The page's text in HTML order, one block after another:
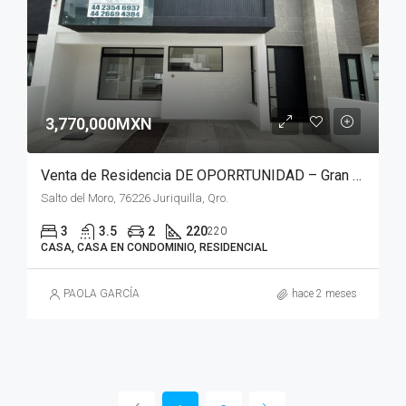
3,770,000MXN
Venta de Residencia DE OPORRTUNIDAD – Gran Reserva Preserve Juriquilla, Querétaro
Salto del Moro, 76226 Juriquilla, Qro.
3 3.5 2 220220
CASA, CASA EN CONDOMINIO, RESIDENCIAL
PAOLA GARCÍA hace 2 meses